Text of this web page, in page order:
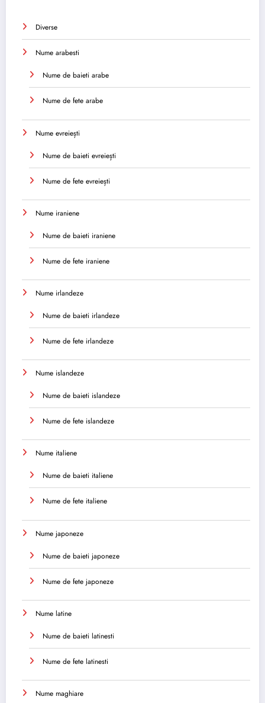
Diverse
Nume arabesti
Nume de baieti arabe
Nume de fete arabe
Nume evreiești
Nume de baieti evreiești
Nume de fete evreiești
Nume iraniene
Nume de baieti iraniene
Nume de fete iraniene
Nume irlandeze
Nume de baieti irlandeze
Nume de fete irlandeze
Nume islandeze
Nume de baieti islandeze
Nume de fete islandeze
Nume italiene
Nume de baieti italiene
Nume de fete italiene
Nume japoneze
Nume de baieti japoneze
Nume de fete japoneze
Nume latine
Nume de baieti latinesti
Nume de fete latinesti
Nume maghiare